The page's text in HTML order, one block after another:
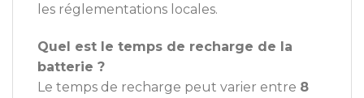
les réglementations locales.
Quel est le temps de recharge de la
batterie ?
Le temps de recharge peut varier entre 8